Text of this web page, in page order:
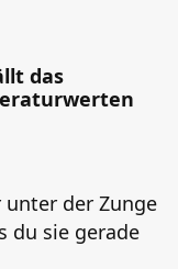
das
der Zunge
du sie gerade